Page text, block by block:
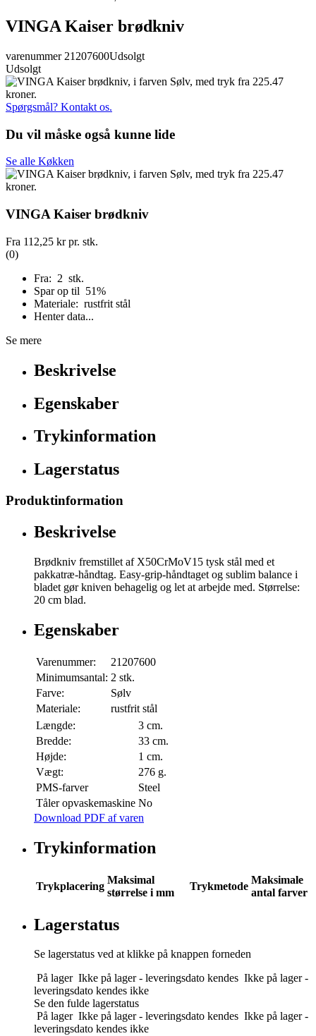
VINGA Kaiser brødkniv
varenummer 21207600Udsolgt
Udsolgt
Spørgsmål? Kontakt os.
Du vil måske også kunne lide
Se alle Køkken
VINGA Kaiser brødkniv
Fra 112,25 krpr. stk.
(0)
Fra: 2 stk.
Spar op til 51%
Materiale: rustfrit stål
Henter data...
Se mere
Beskrivelse
Egenskaber
Trykinformation
Lagerstatus
Produktinformation
Beskrivelse
Brødkniv fremstillet af X50CrMoV15 tysk stål med et
pakkatræ-håndtag. Easy-grip-håndtaget og sublim balance i
bladet gør kniven behagelig og let at arbejde med. Størrelse:
20 cm blad.
Egenskaber
Varenummer:
21207600
Minimumsantal: 2 stk.
Farve:
Sølv
Materiale:
rustfrit stål
Længde:
3 cm.
Bredde:
33 cm.
Højde:
1 cm.
Vægt:
276 g.
PMS-farver
Steel
Tåler opvaskemaskine No
Download PDF af varen
Trykinformation
Trykplacering
Maksimal
størrelse i mm
Trykmetode
Maksimale
antal farver
Lagerstatus
Se lagerstatus ved at klikke på knappen forneden
På lager Ikke på lager - leveringsdato kendes Ikke på lager -
leveringsdato kendes ikke
Se den fulde lagerstatus
På lager Ikke på lager - leveringsdato kendes Ikke på lager -
leveringsdato kendes ikke